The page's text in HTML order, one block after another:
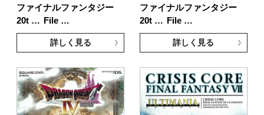
ファイナルファンタジー
20t …
File …
詳しく見る
ファイナルファンタジー
20t …
File …
詳しく見る